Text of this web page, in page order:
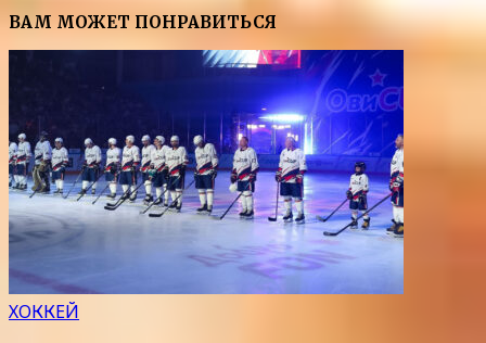
ВАМ МОЖЕТ ПОНРАВИТЬСЯ
ХОККЕЙ